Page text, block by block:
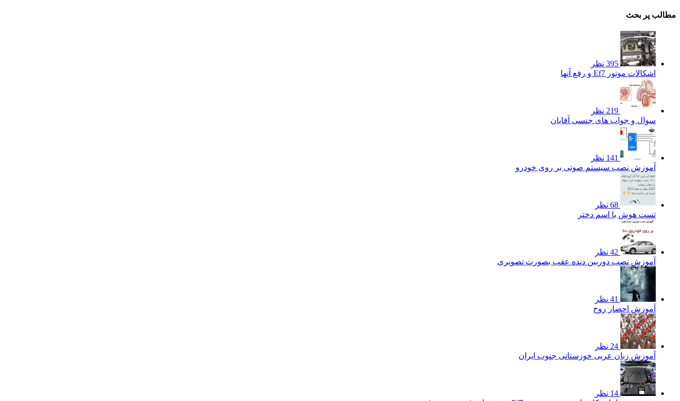
مطالب پر بحث
395 نظر
اشکالات موتور Ef7 و رفع آنها
219 نظر
سوال و جواب های جنسی آقایان
141 نظر
آموزش نصب سیستم صوتی بر روی خودرو
68 نظر
تست هوش با اسم دختر
42 نظر
آموزش نصب دوربین دنده عقب بصورت تصویری
41 نظر
آموزش احضار روح
24 نظر
آموزش زبان عربی خوزستانی جنوب ایران
14 نظر